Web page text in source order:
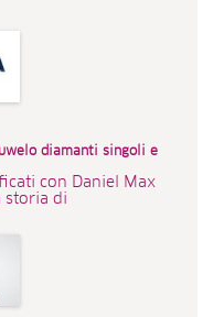
diamanti singoli e
con Daniel Max
storia di